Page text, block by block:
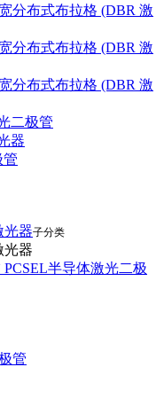
分布式布拉格 (DBR 激
分布式布拉格 (DBR 激
分布式布拉格 (DBR 激
二极管
器
管
光器子分类
光器
半导体激光二极
管